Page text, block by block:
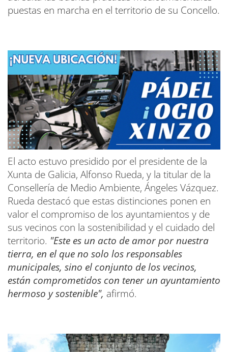
puestas en marcha en el territorio de su Concello.
El acto estuvo presidido por el presidente de la
Xunta de Galicia, Alfonso Rueda, y la titular de la
Consellería de Medio Ambiente, Ángeles Vázquez.
Rueda destacó que estas distinciones ponen en
valor el compromiso de los ayuntamientos y de
sus vecinos con la sostenibilidad y el cuidado del
territorio. "Este es un acto de amor por nuestra
tierra, en el que no solo los responsables
municipales, sino el conjunto de los vecinos,
están comprometidos con tener un ayuntamiento
hermoso y sostenible", afirmó.